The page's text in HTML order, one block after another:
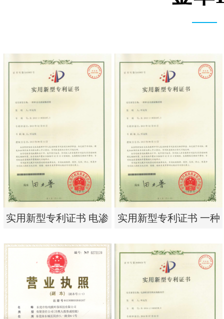
实用新型专利证书 电渗
实用新型专利证书 电渗
实用新型专利证书 一种
实用新型专利证书 一种